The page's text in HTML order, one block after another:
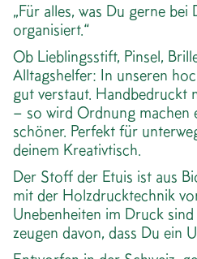
„Für alles, was Du gerne
organisiert.“
Ob Lieblingsstift, Pinsel,
Alltagshelfer: In unseren
gut verstaut. Handbedruckt
– so wird Ordnung machen
schöner. Perfekt für
deinem Kreativtisch.
Der Stoff der Etuis ist aus
mit der Holzdrucktechnik
Unebenheiten im Druck
zeugen davon, dass Du ein